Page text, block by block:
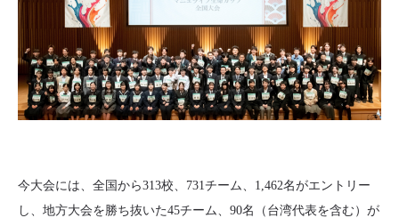
今大会には、全国から313校、731チーム、1,462名がエントリー
し、地方大会を勝ち抜いた45チーム、90名（台湾代表を含む）が